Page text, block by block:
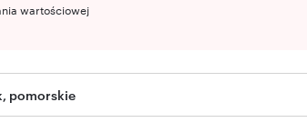
wartościowej
pomorskie